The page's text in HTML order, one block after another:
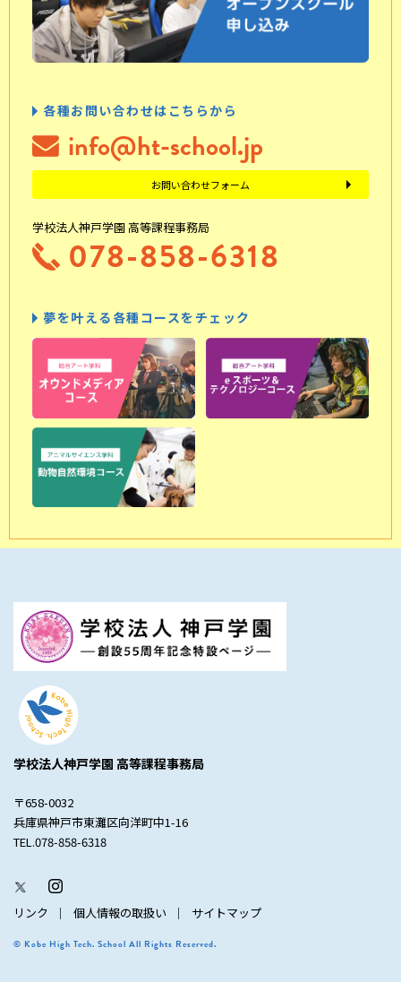
各種お問い合わせはこちらから
info@ht-school.jp
お問い合わせフォーム
学校法人神戸学園 高等課程事務局
078-858-6318
夢を叶える各種コースをチェック
学校法人神戸学園 高等課程事務局
〒658-0032
兵庫県神戸市東灘区向洋町中1-16
TEL.078-858-6318
リンク 個人情報の取扱い サイトマップ
© Kobe High Tech. School All Rights Reserved.